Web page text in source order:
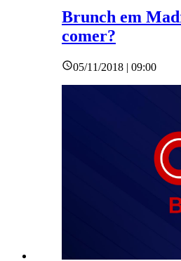
Brunch em
comer?
05/11/2018 | 09:00